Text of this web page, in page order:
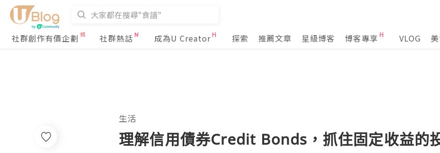
社群創作有價企劃 社群熱話 成為U Creator 探索 推薦文章 星級博客 博客專享 VLOG
生活
理解信用債券Credit Bonds，抓住固定收益的